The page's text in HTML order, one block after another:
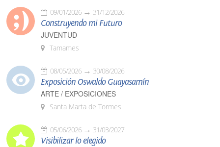
09/01/2026 31/12/2026
Construyendo mi Futuro
JUVENTUD
Tamames
08/05/2026 30/08/2026
Exposición Oswaldo Guayasamín
ARTE / EXPOSICIONES
Santa Marta de Tormes
05/06/2026 31/03/2027
Visibilizar lo elegido